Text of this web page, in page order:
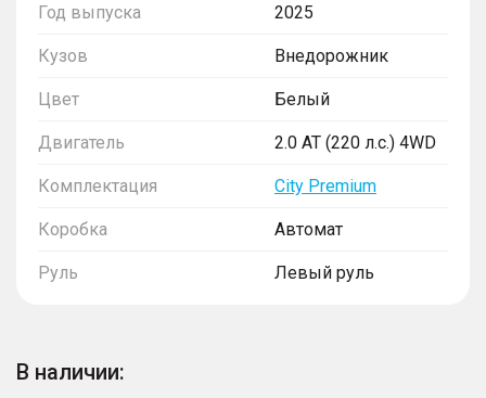
Год выпуска 2025
Кузов Внедорожник
Цвет Белый
Двигатель 2.0 AT (220 л.с.) 4WD
Комплектация City Premium
Коробка Автомат
Руль Левый руль
В наличии: